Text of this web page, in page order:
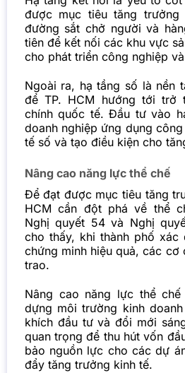
được mục tiêu tăng
đường sắt chở người và
tiên để kết nối các khu vực
cho phát triển công nghiệp
Ngoài ra, hạ tầng số là nền
để TP. HCM hướng tới trở
chính quốc tế. Đầu tư vào
doanh nghiệp ứng dụng
tế số và tạo điều kiện cho
Nâng cao năng lực thể chế
Để đạt được mục tiêu tăng
HCM cần đột phá về thể
Nghị quyết 54 và Nghị
cho thấy, khi thành phố xác
chứng minh hiệu quả, các cơ
trao.
Nâng cao năng lực thể
dựng môi trường kinh
khích đầu tư và đổi mới
quan trọng để thu hút vốn
bảo nguồn lực cho các dự
đẩy tăng trưởng kinh tế.